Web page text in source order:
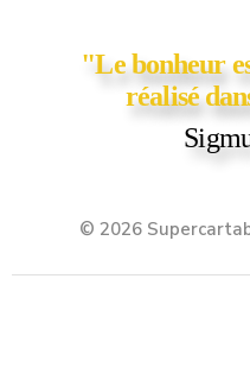
"Le bonheur
réalisé
© 2026